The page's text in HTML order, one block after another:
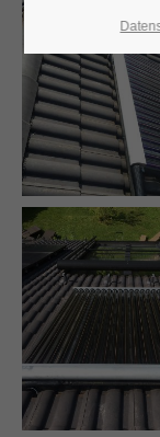
24h
We offer support
Mon - Fri
Get in
Cybersteel
376-293 City
San Francisco,
Have any
+44 1234